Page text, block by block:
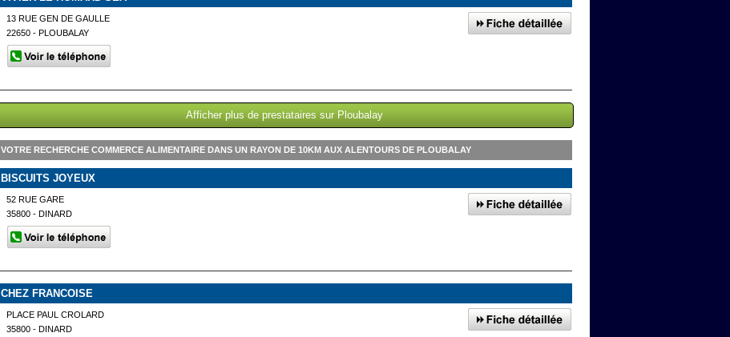
13 RUE GEN DE GAULLE
22650 - PLOUBALAY
Afficher plus de prestataires sur Ploubalay
VOTRE RECHERCHE COMMERCE ALIMENTAIRE DANS UN RAYON DE 10KM AUX ALENTOURS DE PLOUBALAY
BISCUITS JOYEUX
52 RUE GARE
35800 - DINARD
CHEZ FRANCOISE
PLACE PAUL CROLARD
35800 - DINARD